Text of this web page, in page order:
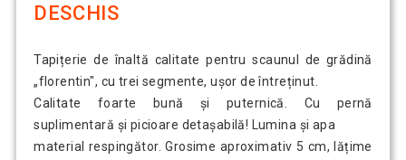
DESCHIS
Tapițerie de înaltă calitate pentru scaunul de grădină
„florentin", cu trei segmente, ușor de întreținut.
Calitate foarte bună și puternică. Cu pernă
suplimentară și picioare detașabilă! Lumina și apa
material respingător. Grosime aproximativ 5 cm, lățime